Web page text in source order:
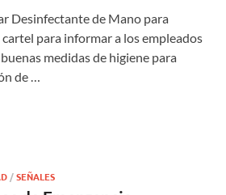
Desinfectante de Mano para
para informar a los empleados
medidas de higiene para
de …
/SEÑALES